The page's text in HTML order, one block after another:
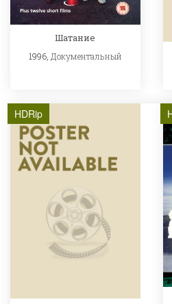
Шатание
1996, Документальный
HDRip